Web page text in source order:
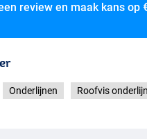
review en maak kans op
Onderlijnen Roofvis